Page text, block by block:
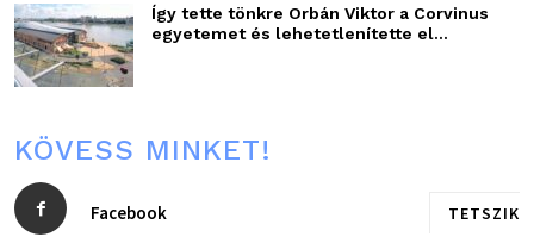
Így tette tönkre Orbán Viktor a Corvinus
egyetemet és lehetetlenítette el...
KÖVESS MINKET!
Facebook TETSZIK